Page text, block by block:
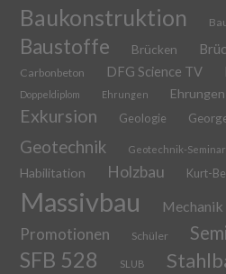
Baukonstruktion
Baustoffe Brücken
Carbonbeton DFG Science TV
Doppeldiplom Ehrungen
Exkursion Geologie
Geotechnik Geotechnik-Seminar
Habilitation Holzbau Kurt-
Massivbau Mechanik
Promotionen Schüler
SFB 528 SLUB